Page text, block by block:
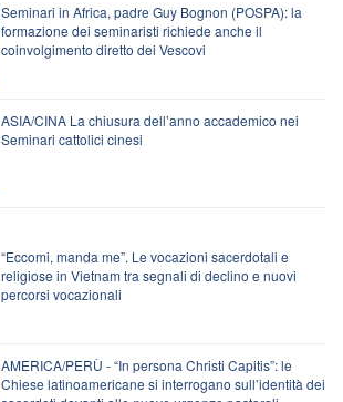
Seminari in Africa, padre Guy Bognon (POSPA): la
formazione dei seminaristi richiede anche il
coinvolgimento diretto dei Vescovi
ASIA/CINA La chiusura dell’anno accademico nei
Seminari cattolici cinesi
“Eccomi, manda me”. Le vocazioni sacerdotali e
religiose in Vietnam tra segnali di declino e nuovi
percorsi vocazionali
AMERICA/PERÙ - “In persona Christi Capitis”: le
Chiese latinoamericane si interrogano sull’identità dei